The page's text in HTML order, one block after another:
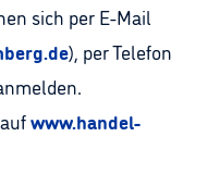
sich per E-Mail
), per Telefon
www.handel-